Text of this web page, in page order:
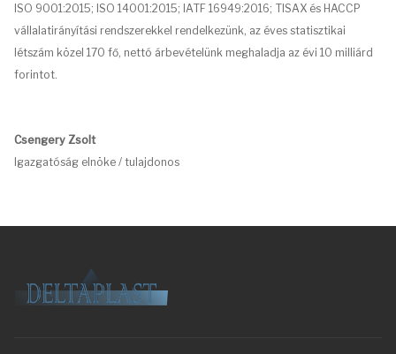
ISO 9001:2015; ISO 14001:2015; IATF 16949:2016; TISAX és HACCP
vállalatirányítási rendszerekkel rendelkezünk, az éves statisztikai
létszám közel 170 fő, nettó árbevételünk meghaladja az évi 10 milliárd
forintot.
Csengery Zsolt
Igazgatóság elnöke / tulajdonos